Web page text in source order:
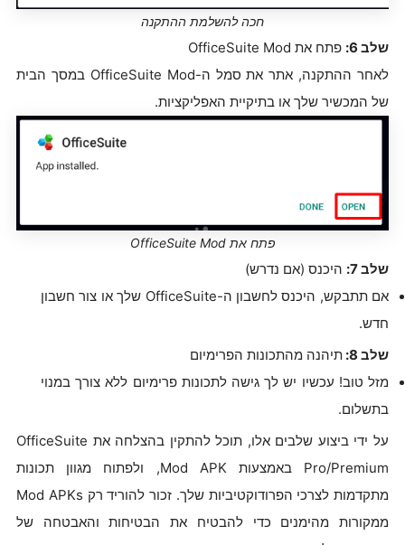
חכה להשלמת ההתקנה
שלב 6:
פתח את OfficeSuite Mod
לאחר ההתקנה, אתר את סמל ה-OfficeSuite Mod במסך הבית
של המכשיר שלך או בתיקיית האפליקציות.
פתח את OfficeSuite Mod
שלב 7:
היכנס (אם נדרש)
אם תתבקש, היכנס לחשבון ה-OfficeSuite שלך או צור חשבון
חדש.
שלב 8:
תיהנה מהתכונות הפרימיום
מזל טוב! עכשיו יש לך גישה לתכונות פרימיום ללא צורך במנוי
בתשלום.
על ידי ביצוע שלבים אלו, תוכל להתקין בהצלחה את OfficeSuite
Pro/Premium באמצעות Mod APK, ולפתוח מגוון תכונות
מתקדמות לצרכי הפרודוקטיביות שלך. זכור להוריד רק Mod APKs
ממקורות מהימנים כדי להבטיח את הבטיחות והאבטחה של